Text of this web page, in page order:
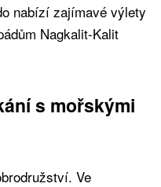
nabízí zajímavé výlety
Nagkalit-Kalit
s mořskými
Ve